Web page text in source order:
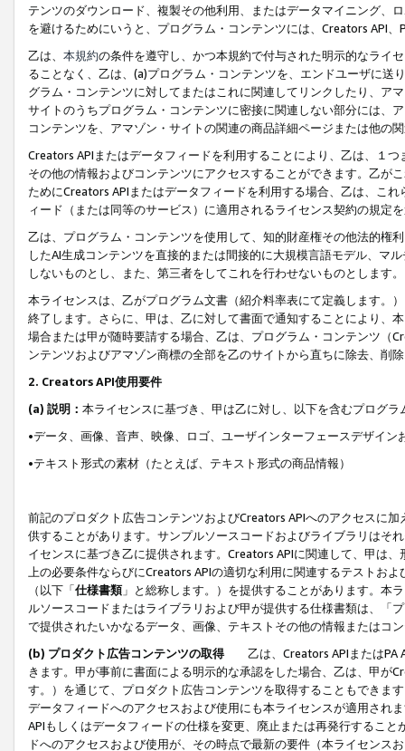
テンツのダウンロード、複製その他利用、またはデータマイニング、
を避けるためにいうと、プログラム・コンテンツには、Creators API
乙は、 本規約の条件を遵守し、かつ本規約で付与された明示的なライ
ることなく、乙は、(a)プログラム・コンテンツを、エンドユーザに
グラム・コンテンツに対してまたはこれに関連してリンクしたり、ア
サイトのうちプログラム・コンテンツに密接に関連しない部分には、
コンテンツを、アマゾン・サイトの関連の商品詳細ページまたは他の
Creators APIまたはデータフィードを利用することにより、乙は、１
その他の情報およびコンテンツにアクセスすることができます。乙が
ためにCreators APIまたはデータフィードを利用する場合、乙は、こ
ィード（または同等のサービス）に適用されるライセンス契約の規定
乙は、プログラム・コンテンツを使用して、知的財産権その他法的権
したAI生成コンテンツを直接的または間接的に大規模言語モデル、マ
しないものとし、また、第三者をしてこれを行わせないものとします。
本ライセンスは、乙がプログラム文書（紹介料率表にて定義します。
終了します。さらに、甲は、乙に対して書面で通知することにより、
場合または甲が随時要請する場合、乙は、プログラム・コンテンツ（
ンテンツおよびアマゾン商標の全部を乙のサイトから直ちに除去、削
2. Creators API使用要件
(a) 説明： 本ライセンスに基づき、甲は乙に対し、以下を含むプログ
•データ、画像、音声、映像、ロゴ、ユーザインターフェースデザイ
•テキスト形式の素材（たとえば、テキスト形式の商品情報）
前記のプロダクト広告コンテンツおよびCreators APIへのアクセスに
供することがあります。サンプルソースコードおよびライブラリはそ
イセンスに基づき乙に提供されます。Creators APIに関連して、甲は
上の必要条件ならびにCreators APIの適切な利用に関連するテストお
（以下「仕様書類」と総称します。）を提供することがあります。本
ルソースコードまたはライブラリおよび甲が提供する仕様書類は、「
で提供されたいかなるデータ、画像、テキストその他の情報またはコ
(b) プロダクト広告コンテンツの取得
乙は、Creators APIまたはPA
きます。甲が事前に書面による明示的な承認をした場合、乙は、甲が
す。）を通じて、プロダクト広告コンテンツを取得することもできま
データフィードへのアクセスおよび使用にも本ライセンスが適用され
APIもしくはデータフィードの仕様を変更、廃止または再発行するこ
ドへのアクセスおよび使用が、その時点で最新の要件（本ライセン